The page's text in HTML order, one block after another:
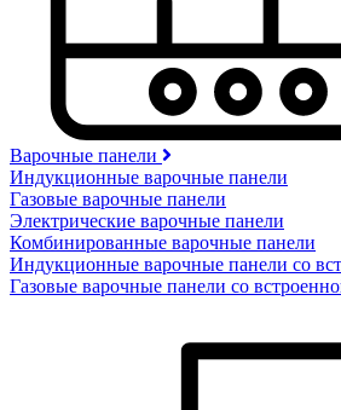
Варочные панели
Индукционные варочные панели
Газовые варочные панели
Электрические варочные панели
Комбинированные варочные панели
Индукционные варочные панели со
Газовые варочные панели со